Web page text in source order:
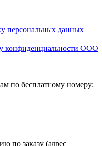
персональных данных
конфиденциальности ООО
по бесплатному номеру:
по заказу (адрес